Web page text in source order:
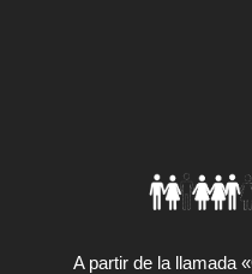
A partir de la llamada